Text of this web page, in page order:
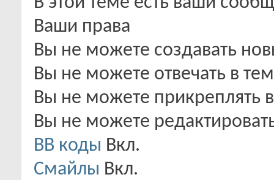
Ваши права
Вы не можете создавать
Вы не можете отвечать в
Вы не можете прикреплять
Вы не можете
BB коды Вкл.
Смайлы Вкл.